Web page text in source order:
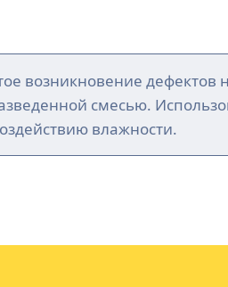
возникновение дефектов
смесью.
влажности.